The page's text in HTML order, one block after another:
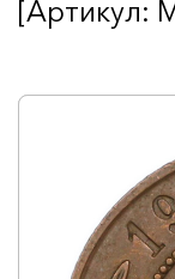
[Артикул: